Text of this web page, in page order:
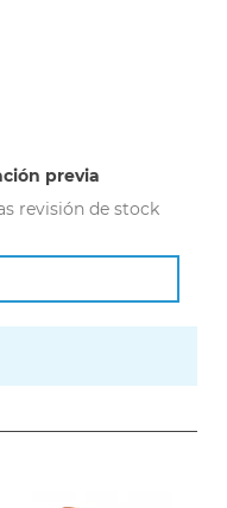
previa
revisión de stock